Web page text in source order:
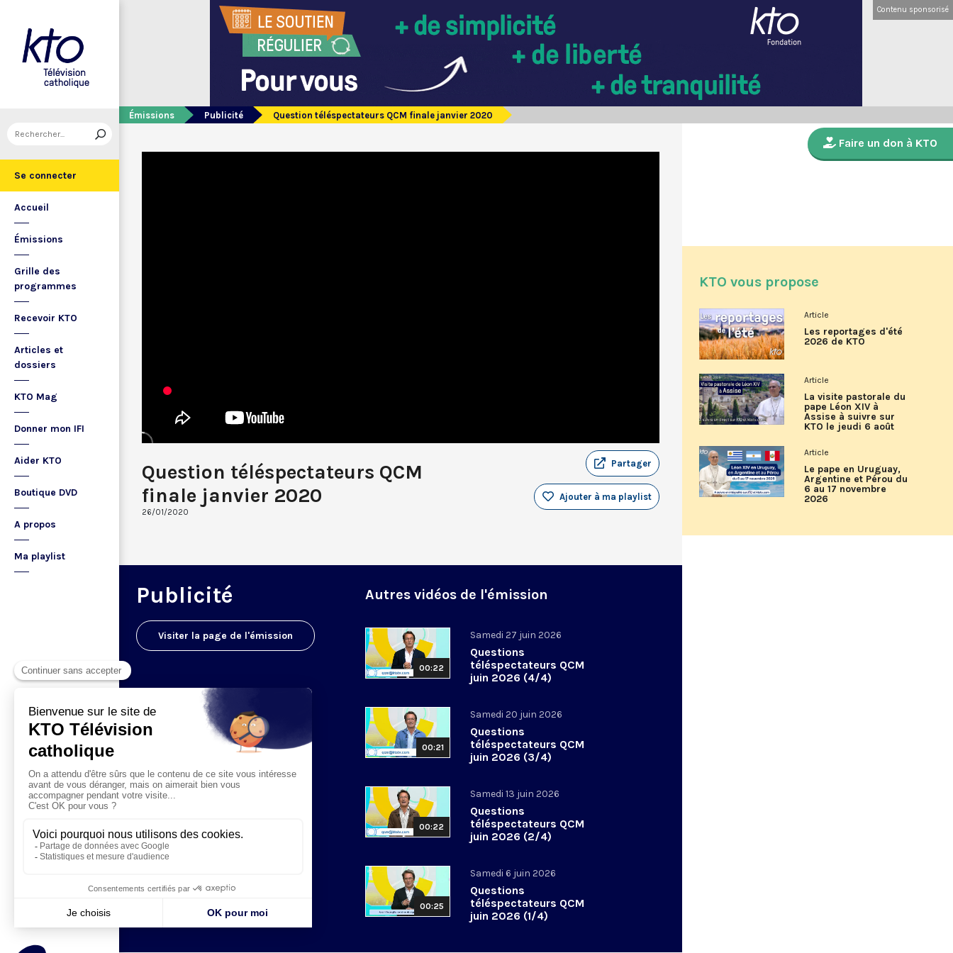
Se connecter
Accueil
Émissions
Grille des
programmes
Recevoir KTO
Articles et
dossiers
KTO Mag
Donner mon IFI
Aider KTO
Boutique DVD
A propos
Ma playlist
Contenu sponsorisé
Émissions Publicité Question téléspectateurs QCM finale janvier 2020
Question téléspectateurs QCM
finale janvier 2020
26/01/2020
Partager
Ajouter à ma playlist
Publicité
Visiter la page de l'émission
Autres vidéos de l'émission
00:22
Samedi 27 juin 2026
Questions
téléspectateurs QCM
juin 2026 (4/4)
00:21
Samedi 20 juin 2026
Questions
téléspectateurs QCM
juin 2026 (3/4)
00:22
Samedi 13 juin 2026
Questions
téléspectateurs QCM
juin 2026 (2/4)
00:25
Samedi 6 juin 2026
Questions
téléspectateurs QCM
juin 2026 (1/4)
Faire un don à KTO
KTO vous propose
Article
Les reportages d'été
2026 de KTO
Article
La visite pastorale du
pape Léon XIV à
Assise à suivre sur
KTO le jeudi 6 août
Article
Le pape en Uruguay,
Argentine et Pérou du
6 au 17 novembre
2026